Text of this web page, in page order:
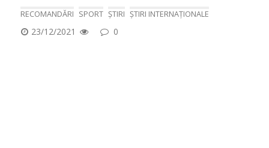
RECOMANDĂRI SPORT ȘTIRI ȘTIRI INTERNAȚIONALE
POSTED
23/12/2021 0